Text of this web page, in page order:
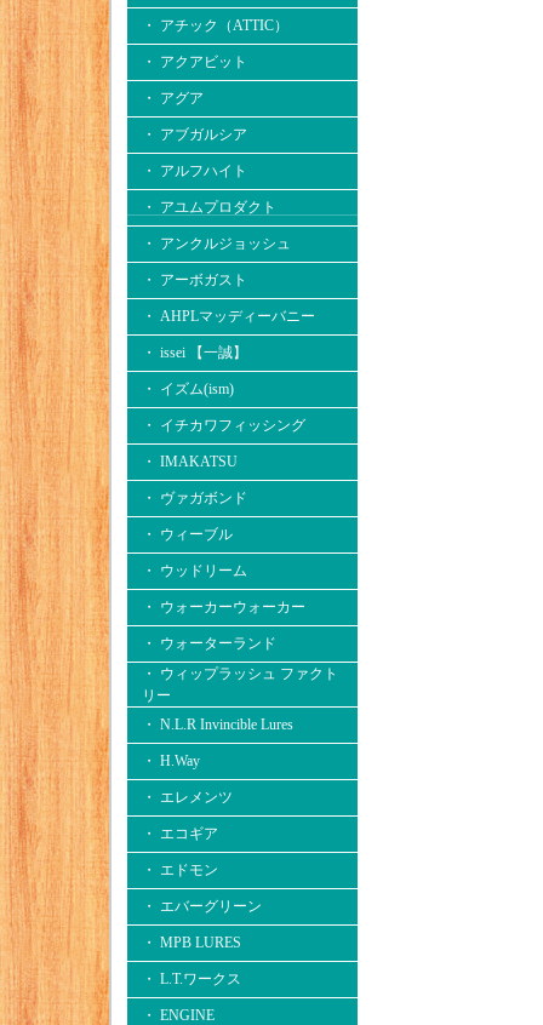
・ アチック（ATTIC）
・ アクアビット
・ アグア
・ アブガルシア
・ アルフハイト
・ アユムプロダクト
・ アンクルジョッシュ
・ アーボガスト
・ AHPLマッディーバニー
・ issei 【一誠】
・ イズム(ism)
・ イチカワフィッシング
・ IMAKATSU
・ ヴァガボンド
・ ウィーブル
・ ウッドリーム
・ ウォーカーウォーカー
・ ウォーターランド
・ ウィップラッシュ ファクト
リー
・ N.L.R Invincible Lures
・ H.Way
・ エレメンツ
・ エコギア
・ エドモン
・ エバーグリーン
・ MPB LURES
・ L.T.ワークス
・ ENGINE